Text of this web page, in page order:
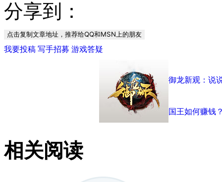
分享到：
点击复制文章地址，推荐给QQ和MSN上的朋友
我要投稿 写手招募 游戏答疑
御龙新观：说
国王如何赚钱
相关阅读